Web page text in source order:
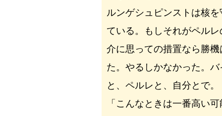
ルンゲシュピンストは核
ている。もしそれがペル
介に思っての措置なら勝
た。やるしかなかった。
と、ペルレと、自分とで。
「こんなときは一番高い